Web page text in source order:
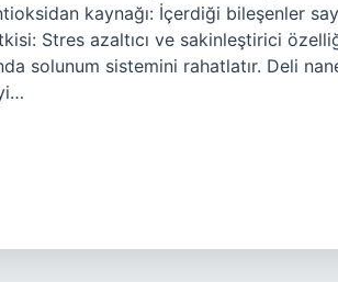
kaynağı: İçerdiği bileşenler
Stres azaltıcı ve sakinleştirici
solunum sistemini rahatlatır. Deli